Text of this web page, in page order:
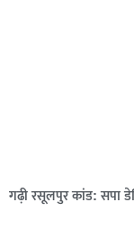
गढ़ी रसूलपुर कांड: सपा